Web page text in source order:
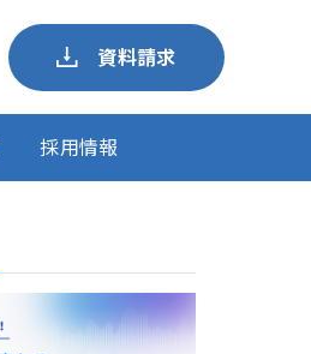
資料請求
採用情報